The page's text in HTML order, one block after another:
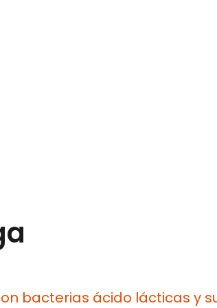
bacterias ácido lácticas y